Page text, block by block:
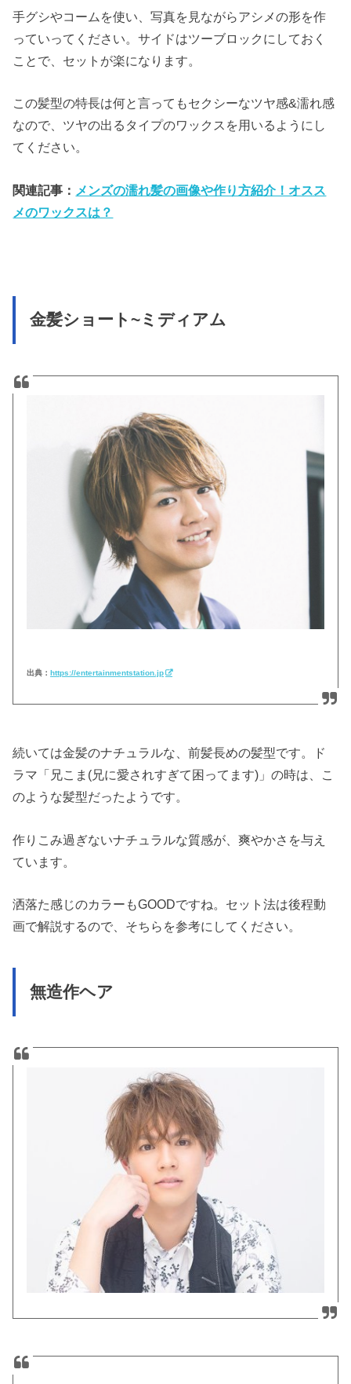
手グシやコームを使い、写真を見ながらアシメの形を作
っていってください。サイドはツーブロックにしておく
ことで、セットが楽になります。
この髪型の特長は何と言ってもセクシーなツヤ感&濡れ感
なので、ツヤの出るタイプのワックスを用いるようにし
てください。
関連記事：
メンズの濡れ髪の画像や作り方紹介！オスス
メのワックスは？
金髪ショート~ミディアム
出典：https://entertainmentstation.jp
続いては金髪のナチュラルな、前髪長めの髪型です。ド
ラマ「兄こま(兄に愛されすぎて困ってます)」の時は、こ
のような髪型だったようです。
作りこみ過ぎないナチュラルな質感が、爽やかさを与え
ています。
洒落た感じのカラーもGOODですね。セット法は後程動
画で解説するので、そちらを参考にしてください。
無造作ヘア